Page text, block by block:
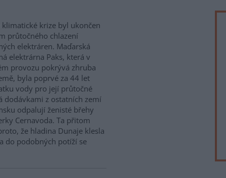
klimatické krize byl ukončen
průtočného chlazení
elektráren. Maďarská
elektrárna Paks, která v
provozu pokrývá zhruba
byla poprvé za 44 let
vody pro její průtočné
dodávkami z ostatních zemí
odpalují ženisté břehy
Cernavoda. Ta přitom
že hladina Dunaje klesla
do podobných potíží se